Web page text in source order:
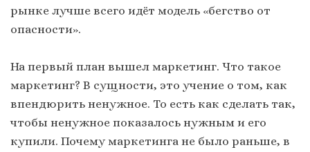
рынке лучше всего идёт модель «бегство от
опасности».
На первый план вышел маркетинг. Что такое
маркетинг? В сущности, это учение о том, как
впендюрить ненужное. То есть как сделать так,
чтобы ненужное показалось нужным и его
купили. Почему маркетинга не было раньше, в